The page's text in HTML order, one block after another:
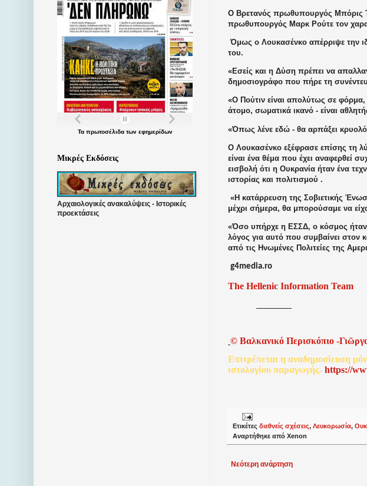
Ο Βρετανός πρωθυπουργός Μπόρις
πρωθυπουργός Μαρκ Ρούτε τον
Όμως ο Λουκασένκο απέρριψε την
του.
«Εσείς και η Δύση πρέπει να
δημοσιογράφο που πήρε τη
«Ο Πούτιν είναι απολύτως σε
άτομο, σωματικά ικανό - είναι
«Όπως λένε εδώ - θα αρπάξει
Ο Λουκασένκο εξέφρασε επίσης τη
είναι ένα θέμα που έχει αναφερθεί
εισβολή ότι η Ουκρανία ήταν ένα
ιστορίας και πολιτισμού .
«Η κατάρρευση της Σοβιετικής
μέχρι σήμερα, θα μπορούσαμε να
«Όσο υπήρχε η ΕΣΣΔ, ο κόσμος
λόγος για αυτό που συμβαίνει
από τις Ηνωμένες Πολιτείες της
g4media.ro
The Hellenic Information Team
© Βαλκανικό Περισκόπιο -
Επιτρέπεται η αναδημοσίευση
ιστολογίου παραγωγής- https://
Ετικέτες διεθνείς σχέσεις, Λευκορωσία,
Αναρτήθηκε από Xenon
Νεότερη ανάρτηση
Τα πρωτοσέλιδατων εφημερίδων
Μικρές Εκδόσεις
Αρχαιολογικές ανακαλύψεις - Ιστορικές
προεκτάσεις